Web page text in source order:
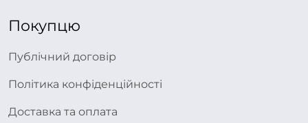
Покупцю
Публічний договір
Політика конфіденційності
Доставка та оплата